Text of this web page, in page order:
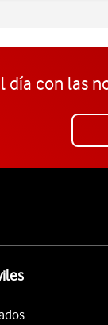
día con las